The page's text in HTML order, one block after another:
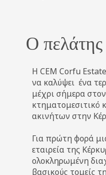
Ο πελάτης
Η CEM Corfu
να καλύψει ένα
μέχρι σήμερα
κτηματομεσιτικό
ακινήτων στην
Για πρώτη φορά
εταιρεία της
ολοκληρωμένη
βασικούς τομείς